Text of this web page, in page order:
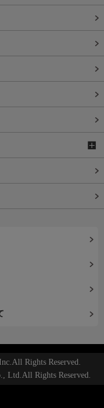
Rights Reserved.
Ltd.All Rights Reserved.